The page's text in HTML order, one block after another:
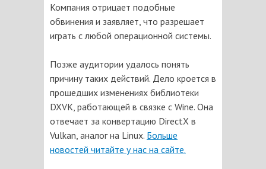
Компания отрицает подобные
обвинения и заявляет, что разрешает
играть с любой операционной системы.
Позже аудитории удалось понять
причину таких действий. Дело кроется в
прошедших изменениях библиотеки
DXVK, работающей в связке с Wine. Она
отвечает за конвертацию DirectX в
Vulkan, аналог на Linux. Больше
новостей читайте у нас на сайте.